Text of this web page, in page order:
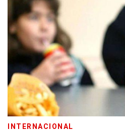
INTERNACIONAL